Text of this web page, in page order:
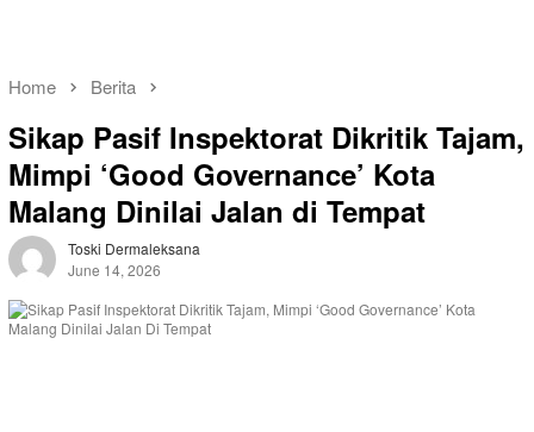
Home Berita
Sikap Pasif Inspektorat Dikritik Tajam,
Mimpi ‘Good Governance’ Kota
Malang Dinilai Jalan di Tempat
Toski Dermaleksana
June 14, 2026